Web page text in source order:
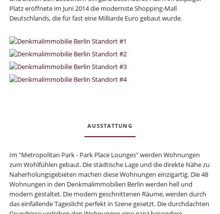
Platz eröffnete im Juni 2014 die modernste Shopping-Mall
Deutschlands, die für fast eine Milliarde Euro gebaut wurde.
AUSSTATTUNG
Im "Metropolitan Park - Park Place Lounges" werden Wohnungen
zum Wohlfühlen gebaut. Die städtische Lage und die direkte Nähe zu
Naherholungsgebieten machen diese Wohnungen einzigartig. Die 48
Wohnungen in den Denkmalimmobilien Berlin werden hell und
modern gestaltet. Die modern geschnittenen Räume, werden durch
das einfallende Tageslicht perfekt in Szene gesetzt. Die durchdachten